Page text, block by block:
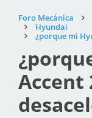
Foro Mecánica
Hyundai
¿porque mi
Accent